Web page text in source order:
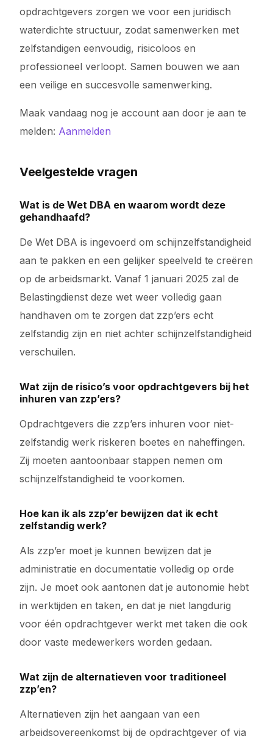
opdrachtgevers zorgen we voor een juridisch
waterdichte structuur, zodat samenwerken met
zelfstandigen eenvoudig, risicoloos en
professioneel verloopt. Samen bouwen we aan
een veilige en succesvolle samenwerking.
Maak vandaag nog je account aan door je aan te
melden: Aanmelden
Veelgestelde vragen
Wat is de Wet DBA en waarom wordt deze
gehandhaafd?
De Wet DBA is ingevoerd om schijnzelfstandigheid
aan te pakken en een gelijker speelveld te creëren
op de arbeidsmarkt. Vanaf 1 januari 2025 zal de
Belastingdienst deze wet weer volledig gaan
handhaven om te zorgen dat zzp’ers echt
zelfstandig zijn en niet achter schijnzelfstandigheid
verschuilen.
Wat zijn de risico’s voor opdrachtgevers bij het
inhuren van zzp’ers?
Opdrachtgevers die zzp’ers inhuren voor niet-
zelfstandig werk riskeren boetes en naheffingen.
Zij moeten aantoonbaar stappen nemen om
schijnzelfstandigheid te voorkomen.
Hoe kan ik als zzp’er bewijzen dat ik echt
zelfstandig werk?
Als zzp’er moet je kunnen bewijzen dat je
administratie en documentatie volledig op orde
zijn. Je moet ook aantonen dat je autonomie hebt
in werktijden en taken, en dat je niet langdurig
voor één opdrachtgever werkt met taken die ook
door vaste medewerkers worden gedaan.
Wat zijn de alternatieven voor traditioneel
zzp’en?
Alternatieven zijn het aangaan van een
arbeidsovereenkomst bij de opdrachtgever of via